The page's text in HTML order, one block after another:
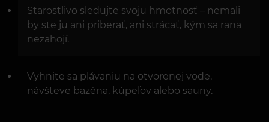
Starostlivo sledujte svoju hmotnosť – nemali
by ste ju ani priberať, ani strácať, kým sa rana
nezahojí.
Vyhnite sa plávaniu na otvorenej vode,
návšteve bazéna, kúpeľov alebo sauny.